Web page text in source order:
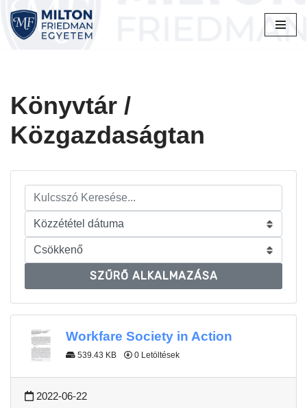
Skip
Könyvtár /
Közgazdaságtan
SZŰRŐ ALKALMAZÁSA
Workfare Society in Action
539.43 KB 0 Letöltések
2022-06-22